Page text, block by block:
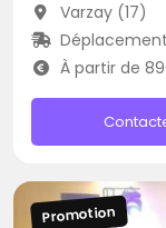
Varzay (17)
Déplacement
À partir de
Promotion